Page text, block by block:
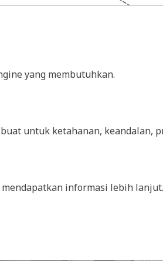
yang membutuhkan.
untuk ketahanan, keandalan,
informasi lebih lanjut.